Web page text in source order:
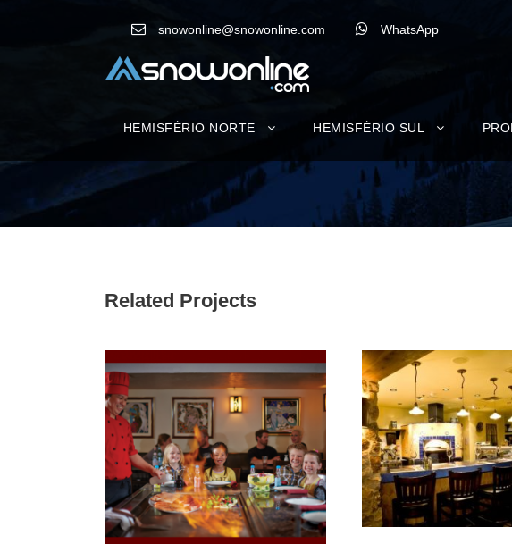
snowonline@snowonline.com WhatsApp
HEMISFÉRIO NORTE HEMISFÉRIO SUL
Related Projects
SUSHI OKA
LA